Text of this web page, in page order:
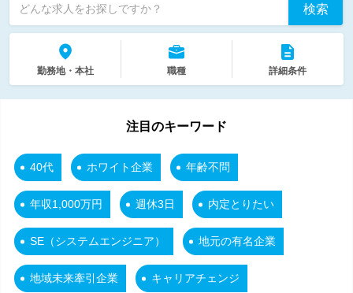
どんな求人をお探しですか？ 検索
勤務地・本社 職種 詳細条件
注目のキーワード
40代 ホワイト企業 年齢不問
年収1,000万円 週休3日 内定とりたい
SE（システムエンジニア） 地元の有名企業
地域未来牽引企業 キャリアチェンジ